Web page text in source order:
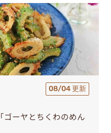
08/04 更新
ゴーヤとちくわのめん